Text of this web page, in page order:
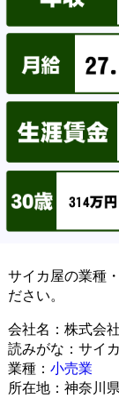
サイカ屋の業種
ださい。
会社名：株式会
読みがな：サイ
業種： 小売業
所在地：神奈川